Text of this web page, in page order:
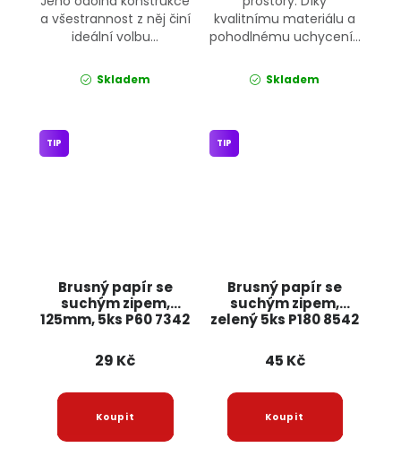
a všestrannost z něj činí
ideální volbu...
Skladem
kvalitnímu materiálu a
pohodlnému uchycení...
Skladem
Brusný papír se
suchým zipem,
125mm, 5ks P60 7342
TIP
29 Kč
Brusný papír se
suchým zipem,
zelený 5ks P180 8542
TIP
45 Kč